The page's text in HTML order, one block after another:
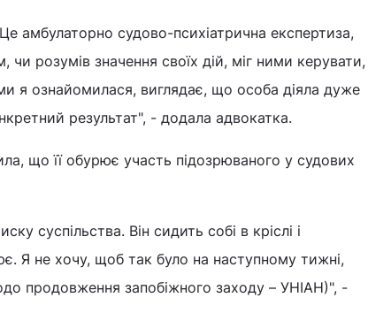
амбулаторно судово-психіатрична експертиза,
розумів значення своїх дій, міг ними керувати,
я ознайомилася, виглядає, що особа діяла дуже
результат", - додала адвокатка.
що її обурює участь підозрюваного у судових
суспільства. Він сидить собі в кріслі і
Я не хочу, щоб так було на наступному тижні,
продовження запобіжного заходу – УНІАН)", -